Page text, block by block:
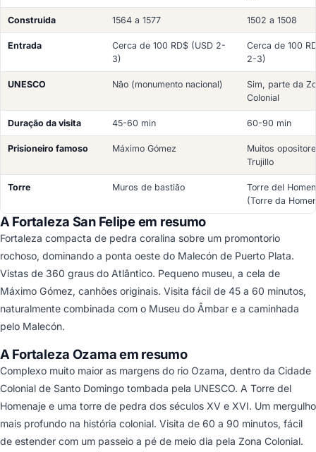
Construida 1564 a 1577 1502 a 1508
Entrada
Cerca de 100 RD$ (USD 2-
3)
Cerca de 100
2-3)
UNESCO Não (monumento nacional)
Sim, parte da
Colonial
Duração da visita 45-60 min 60-90 min
Prisioneiro famoso Máximo Gómez
Muitos
Trujillo
Torre Muros de bastião
Torre del
(Torre da
A Fortaleza San Felipe em resumo
Fortaleza compacta de pedra coralina sobre um promontorio
rochoso, dominando a ponta oeste do Malecón de Puerto Plata.
Vistas de 360 graus do Atlântico. Pequeno museu, a cela de
Máximo Gómez, canhões originais. Visita fácil de 45 a 60 minutos,
naturalmente combinada com o Museu do Âmbar e a caminhada
pelo Malecón.
A Fortaleza Ozama em resumo
Complexo muito maior as margens do rio Ozama, dentro da Cidade
Colonial de Santo Domingo tombada pela UNESCO. A Torre del
Homenaje e uma torre de pedra dos séculos XV e XVI. Um mergulho
mais profundo na história colonial. Visita de 60 a 90 minutos, fácil
de estender com um passeio a pé de meio dia pela Zona Colonial.